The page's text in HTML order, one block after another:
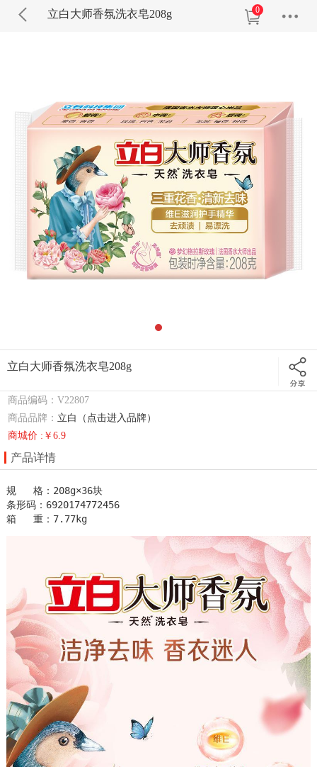
立白大师香氛洗衣皂208g 0
立白大师香氛洗衣皂208g
商品编码：V22807
商品品牌： 立白（点击进入品牌）
商城价 :￥6.9
产品详情
规   格：208g×36块
条形码：6920174772456
箱   重：7.77kg